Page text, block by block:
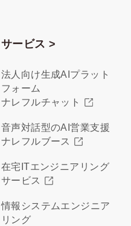
サービス >
法人向け生成AIプラット
フォーム
ナレフルチャット
音声対話型のAI営業支援
ナレフルブース
在宅ITエンジニアリング
サービス
情報システムエンジニア
リング